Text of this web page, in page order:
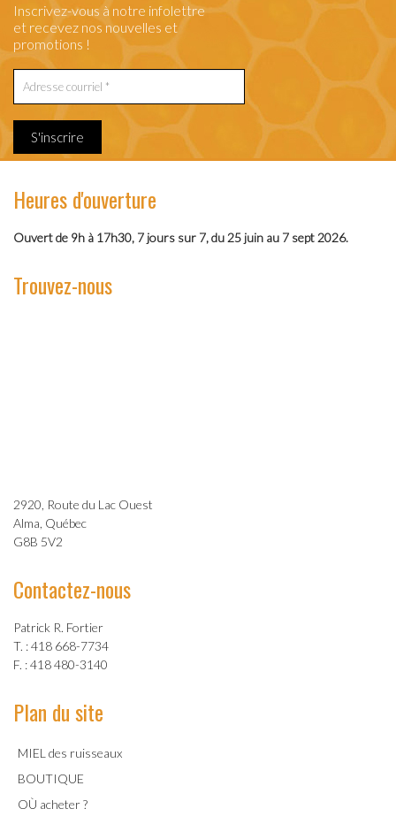
Inscrivez-vous à notre infolettre
et recevez nos nouvelles et
promotions !
S'inscrire
Heures d'ouverture
Ouvert de 9h à 17h30, 7 jours sur 7, du 25 juin au 7 sept 2026.
Trouvez-nous
2920, Route du Lac Ouest
Alma, Québec
G8B 5V2
Contactez-nous
Patrick R. Fortier
T. : 418 668-7734
F. : 418 480-3140
Plan du site
MIEL des ruisseaux
BOUTIQUE
OÙ acheter ?